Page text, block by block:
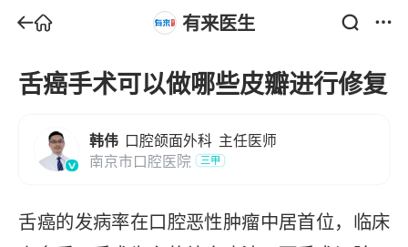
有来医生
舌癌手术可以做哪些皮瓣进行修复
韩伟 口腔颌面外科 主任医师
南京市口腔医院
三甲
舌癌的发病率在口腔恶性肿瘤中居首位，临床